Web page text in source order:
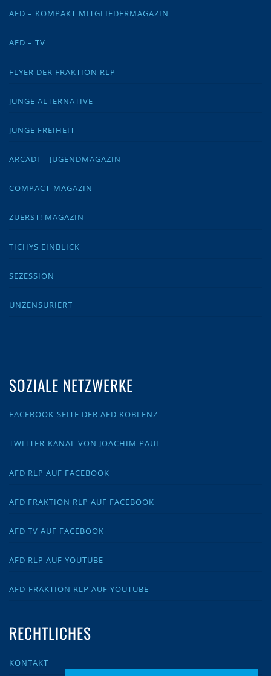
AFD – KOMPAKT MITGLIEDERMAGAZIN
AFD – TV
FLYER DER FRAKTION RLP
JUNGE ALTERNATIVE
JUNGE FREIHEIT
ARCADI – JUGENDMAGAZIN
COMPACT-MAGAZIN
ZUERST! MAGAZIN
TICHYS EINBLICK
SEZESSION
UNZENSURIERT
SOZIALE NETZWERKE
FACEBOOK-SEITE DER AFD KOBLENZ
TWITTER-KANAL VON JOACHIM PAUL
AFD RLP AUF FACEBOOK
AFD FRAKTION RLP AUF FACEBOOK
AFD TV AUF FACEBOOK
AFD RLP AUF YOUTUBE
AFD-FRAKTION RLP AUF YOUTUBE
RECHTLICHES
KONTAKT